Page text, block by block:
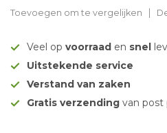
Toevoegen om te vergelijken
Veel op voorraad en snel
Uitstekende service
Verstand van zaken
Gratis verzending van post